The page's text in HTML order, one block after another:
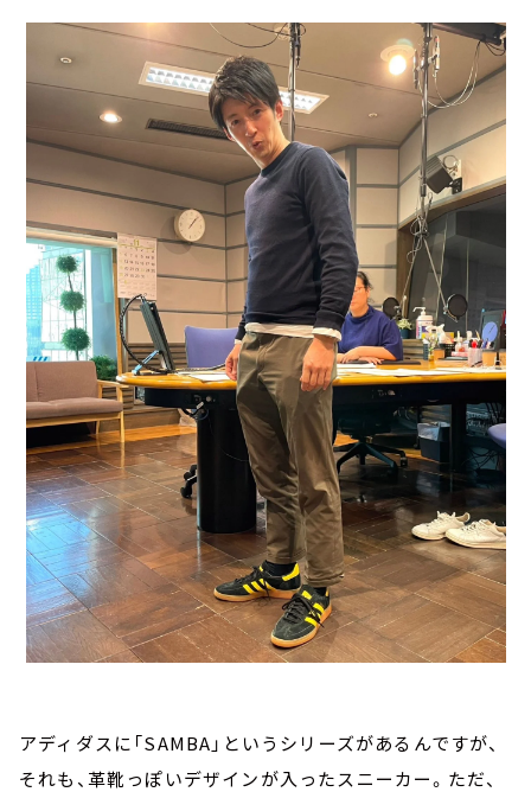
アディダスに「SAMBA」というシリーズがあるんですが、
それも、革靴っぽいデザインが入ったスニーカー。ただ、